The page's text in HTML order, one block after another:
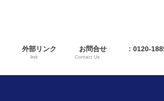
外部リンク
link
お問合せ
Contact Us
: 0120-